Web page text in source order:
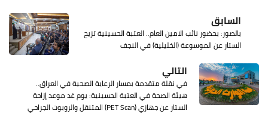
السابق
بالصور: بحضور نائب الامين العام.. العتبة الحسينية تزيح
الستار عن الموسوعة (الخليلية) في النجف
التالي
في نقلة متقدمة بمسار الرعاية الصحية في العراق..
هيئة الصحة في العتبة الحسينية: يوم غد موعد إزاحة
الستار عن جهازي (PET Scan) المتنقل والروبوت الجراحي